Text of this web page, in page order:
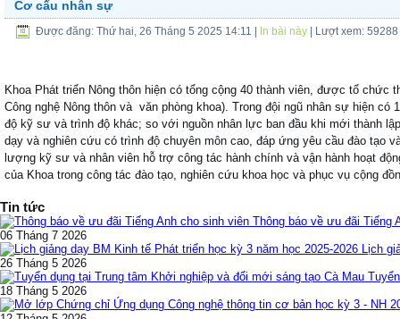
Cơ cấu nhân sự
Được đăng: Thứ hai, 26 Tháng 5 2025 14:11 In bài này | Lượt xem: 59288
Khoa Phát triển Nông thôn hiện có tổng cộng 40 thành viên, được tổ chức
Công nghệ Nông thôn và văn phòng khoa). Trong đội ngũ nhân sự hiện
độ kỹ sư và trình độ khác; so với nguồn nhân lực ban đầu khi mới thành
dạy và nghiên cứu có trình độ chuyên môn cao, đáp ứng yêu cầu đào tạo
lượng kỹ sư và nhân viên hỗ trợ công tác hành chính và vận hành hoạt
của Khoa trong công tác đào tạo, nghiên cứu khoa học và phục vụ cộng
Tin tức
Thông báo về ưu đãi Tiếng
06 Tháng 7 2026
Lịch
26 Tháng 5 2026
18 Tháng 5 2026